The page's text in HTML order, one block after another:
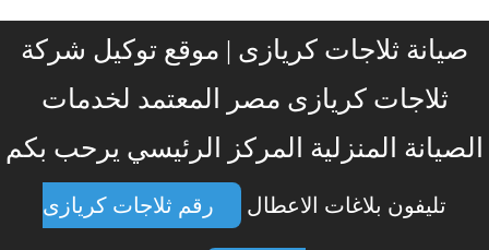
navigation
صيانة ثلاجات كريازى | موقع توكيل شركة
ثلاجات كريازى مصر المعتمد لخدمات
الصيانة المنزلية المركز الرئيسي يرحب بكم
تليفون بلاغات الاعطال رقم ثلاجات كريازى